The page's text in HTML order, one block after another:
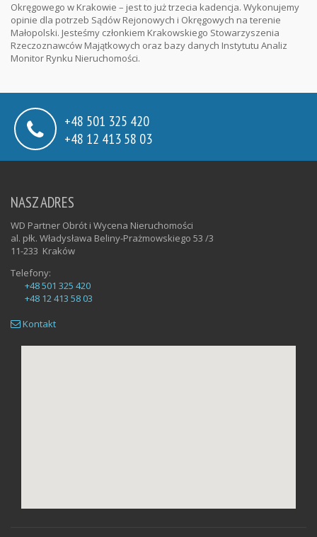
Okręgowego w Krakowie – jest to już trzecia kadencja. Wykonujemy
opinie dla potrzeb Sądów Rejonowych i Okręgowych na terenie
Małopolski. Jesteśmy członkiem Krakowskiego Stowarzyszenia
Rzeczoznawców Majątkowych oraz bazy danych Instytutu Analiz
Monitor Rynku Nieruchomości.
+48 501 325 420
+48 12 413 58 03
NASZ ADRES
WD Partner Obrót i Wycena Nieruchomości
al. płk. Władysława Beliny-Prażmowskiego 53 /3
11-233 Kraków
Telefony:
+48 501 325 420
+48 12 413 58 03
Kontakt